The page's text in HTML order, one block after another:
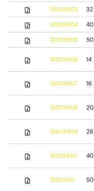
1001.9903
32
1001.9904
40
1001.9905
50
1001.9906 14
1001.9907 16
1001.9908 20
1001.9909 28
1001.9910 40
1001.9911 50